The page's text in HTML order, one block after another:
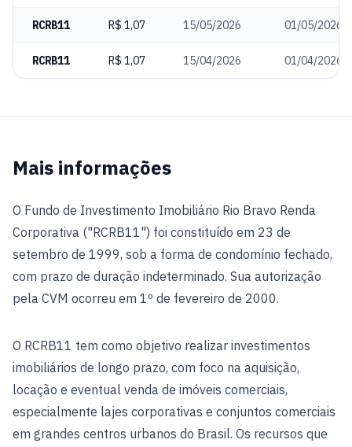
RCRB11 R$ 1,07 15/05/2026 01/05/2026
RCRB11 R$ 1,07 15/04/2026 01/04/2026
Mais informações
O Fundo de Investimento Imobiliário Rio Bravo Renda
Corporativa ("RCRB11") foi constituído em 23 de
setembro de 1999, sob a forma de condomínio fechado,
com prazo de duração indeterminado. Sua autorização
pela CVM ocorreu em 1º de fevereiro de 2000.
O RCRB11 tem como objetivo realizar investimentos
imobiliários de longo prazo, com foco na aquisição,
locação e eventual venda de imóveis comerciais,
especialmente lajes corporativas e conjuntos comerciais
em grandes centros urbanos do Brasil. Os recursos que